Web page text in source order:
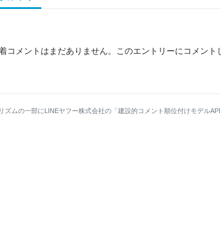
コメントはまだありません。 このエントリーにコメント
ズムの一部にLINEヤフー株式会社の「建設的コメント順位付けモデル